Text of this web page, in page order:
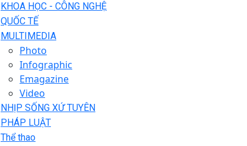
KHOA HỌC - CÔNG NGHỆ
QUỐC TẾ
MULTIMEDIA
Photo
Infographic
Emagazine
Video
NHỊP SỐNG XỨ TUYÊN
PHÁP LUẬT
Thể thao